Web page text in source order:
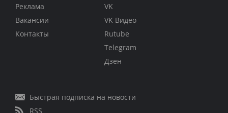
Реклама
Вакансии
Контакты
VK
VK Видео
Rutube
Telegram
Дзен
Быстрая подписка на новости
RSS